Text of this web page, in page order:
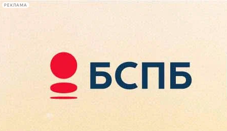
РЕКЛАМА
Сегодня:
2026.08.08
12:50
Афиша Plus